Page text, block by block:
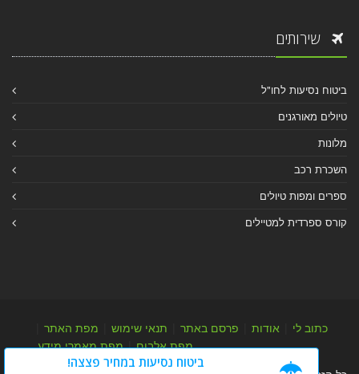
שירותים
ביטוח נסיעות לחו"ל
טיולים מאורגנים
מלונות
השכרת רכב
ספרים ומפות טיולים
קורס ספרדית למטיילים
כתוב לי אודות פרסם באתר תנאי שימוש מפת האתר
מפת אלבום|מפת מאמרי מידע
ביטוח נסיעות במחיר פצצה!